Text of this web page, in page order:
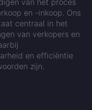
van het proces
en -inkoop. Ons
centraal in het
van verkopers en
en efficiëntie
zijn.